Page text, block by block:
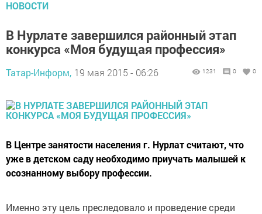
НОВОСТИ
В Нурлате завершился районный этап
конкурса «Моя будущая профессия»
Татар-Информ, 19 мая 2015 - 06:26 1231 0 0
В Центре занятости населения г. Нурлат считают, что
уже в детском саду необходимо приучать малышей к
осознанному выбору профессии.
Именно эту цель преследовало и проведение среди